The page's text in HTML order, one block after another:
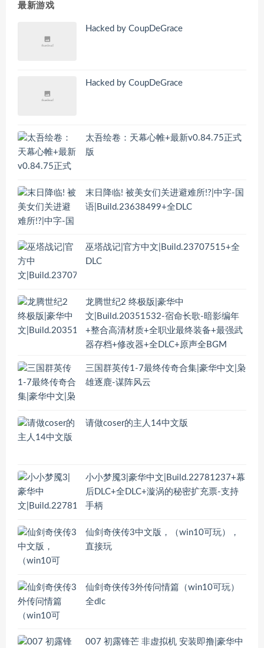
最新游戏
Hacked by CoupDeGrace
Hacked by CoupDeGrace
太吾绘卷：天幕心帷+最新v0.84.75正式
版
末日降临! 被美女们关进避难所!?|中字-国
语|Build.23638499+全DLC
巫塔战记|官方中文|Build.23707515+全
DLC
龙腾世纪2 终极版|豪华中
文|Build.20351532-宿命长歌-暗影编年
+整合高清材质+全职业最终装备+最强武
器存档+修改器+全DLC+原声全BGM
三国群英传1-7最终传奇合集|豪华中文|枭
雄逐鹿-谋阵风云
请做coser的主人14中文版
小小梦魇3|豪华中文|Build.22781237+幕
后DLC+全DLC+漩涡的秘密扩充票-支持
手柄
仙剑奇侠传3中文版，（win10可玩），
直接玩
仙剑奇侠传3外传问情篇（win10可玩）
全dlc
007 初露锋芒 非虚拟机 安装即撸|豪华中